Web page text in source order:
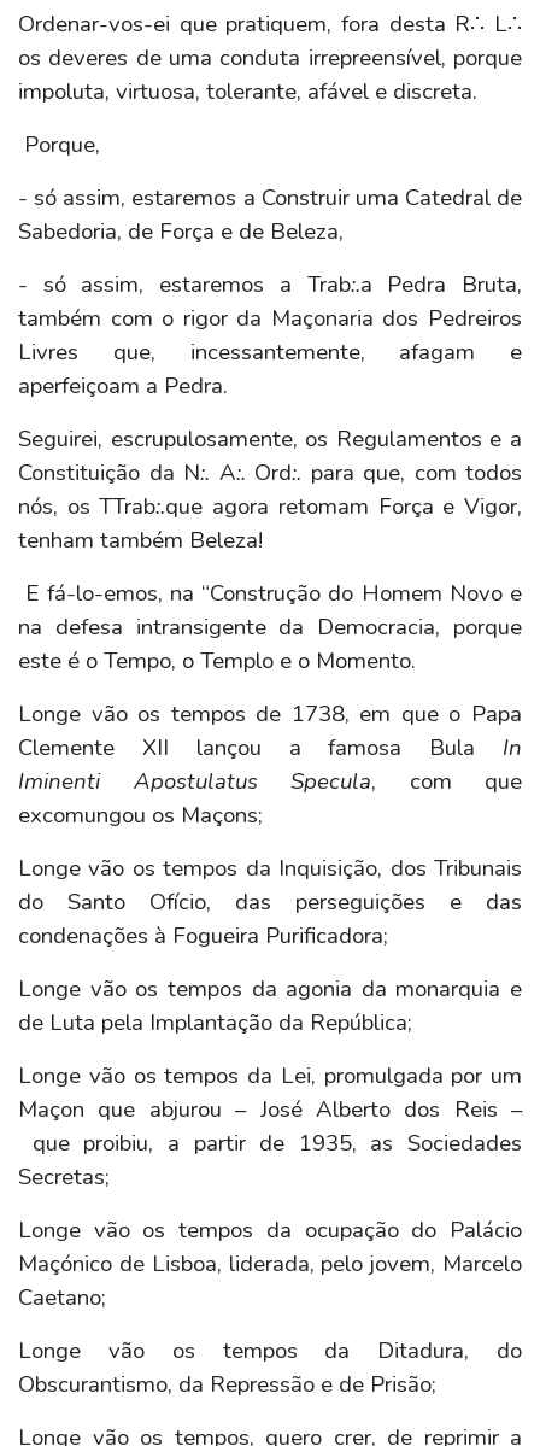
Ordenar-vos-ei que pratiquem, fora desta R∴ L∴
os deveres de uma conduta irrepreensível, porque
impoluta, virtuosa, tolerante, afável e discreta.
Porque,
- só assim, estaremos a Construir uma Catedral de
Sabedoria, de Força e de Beleza,
- só assim, estaremos a Trab:.a Pedra Bruta,
também com o rigor da Maçonaria dos Pedreiros
Livres que, incessantemente, afagam e
aperfeiçoam a Pedra.
Seguirei, escrupulosamente, os Regulamentos e a
Constituição da N:. A:. Ord:. para que, com todos
nós, os TTrab:.que agora retomam Força e Vigor,
tenham também Beleza!
E fá-lo-emos, na “Construção do Homem Novo e
na defesa intransigente da Democracia, porque
este é o Tempo, o Templo e o Momento.
Longe vão os tempos de 1738, em que o Papa
Clemente XII lançou a famosa Bula In
Iminenti Apostulatus Specula, com que
excomungou os Maçons;
Longe vão os tempos da Inquisição, dos Tribunais
do Santo Ofício, das perseguições e das
condenações à Fogueira Purificadora;
Longe vão os tempos da agonia da monarquia e
de Luta pela Implantação da República;
Longe vão os tempos da Lei, promulgada por um
Maçon que abjurou – José Alberto dos Reis –
que proibiu, a partir de 1935, as Sociedades
Secretas;
Longe vão os tempos da ocupação do Palácio
Maçónico de Lisboa, liderada, pelo jovem, Marcelo
Caetano;
Longe vão os tempos da Ditadura, do
Obscurantismo, da Repressão e de Prisão;
Longe vão os tempos, quero crer, de reprimir a